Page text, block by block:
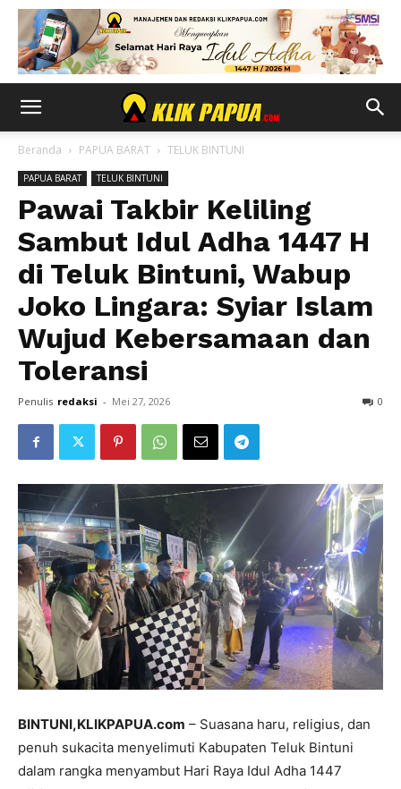
Beranda PAPUA BARAT TELUK BINTUNI
PAPUA BARAT TELUK BINTUNI
Pawai Takbir Keliling
Sambut Idul Adha 1447 H
di Teluk Bintuni, Wabup
Joko Lingara: Syiar Islam
Wujud Kebersamaan dan
Toleransi
Penulis redaksi - Mei 27, 2026 0
BINTUNI,KLIKPAPUA.com – Suasana haru, religius, dan
penuh sukacita menyelimuti Kabupaten Teluk Bintuni
dalam rangka menyambut Hari Raya Idul Adha 1447